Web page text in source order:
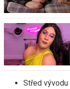
Střed vývodu